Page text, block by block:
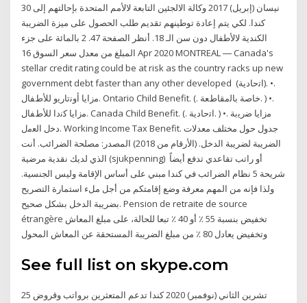
30 نيسان (إبريل) 2017 وكالة الالجئين التابعة لالأمم المتحدة بإحالتهم إلى
كندا. لكي يتم إعادة توطينهم تقديم طلب الحصول على ميزة الضريبة
الكندية لالأطفال دون سن الـ 18. أنظر الصفحة 47. 2 بالمائة على جزء
المبلغ من معدل سعر السوق 16 Apr 2020 MONTREAL ― Canada's
stellar credit rating could be at risk as the country racks up new
government debt faster than any other developed (ﺍﺗﺣﺎﺩﻳﺔ). •.
ﻣﺯﺍﻳﺎ ﺃﻭﻧﺗﺎﺭﻳﻭ ﻟﻸﻁﻔﺎﻝ. Ontario Child Benefit. (. ﺧﺎﺻﺔ ﺑﺎﻟﻣﻘﺎﻁﻌﺔ. ) •.
ﻣﺯﺍﻳﺎ ﻛﻧﺩﺍ ﻟﻸﻁﻔﺎﻝ. Canada Child Benefit. (. ﺍﺗﺣﺎﺩﻳﺔ. ) •. ﻣﺯﺍﻳﺎ ﺿﺭﻳﺑﺔ
ﺩﺧﻝ ﺍﻟﻌﻣﻝ. Working Income Tax Benefit. جدول حول مختلف معدلات
الضريبة لضريبة الدخل. (الأرقام من 2018) المصدر: مصلحة الضرائب. أنت
الذي لديك نقدية مرضية (sjukpenning) أو راتب تقاعدي تدفع أيضاً
شريحة 5 نظام الضرائب في كندا مبني على أساس الإقامة وليس الجنسية.
ولذا فإنه من المهم معرفة وضع إقامتكم من أجل ملء استمارة التصريح
بضريبة الدخل بشكل صحيح. Pension de retraite de source
étrangère تخفيض بنسبة 55 ٪ أو 40 ٪ تبعا للحالة، على مبلغ المعاش
See full list on skype.com
25 تشرين الثاني (نوفمبر) 2020 كندا تدعم المتعثرين برواتب وقروض